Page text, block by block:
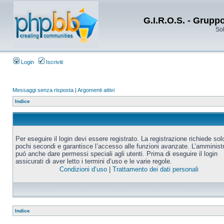
G.I.R.O.S. -
Login Iscriviti
Messaggi senza risposta | Argomenti attivi
Indice
Per eseguire il login devi essere registrato. La registrazione richiede
pochi secondi e garantisce l’accesso alle funzioni avanzate.
puó anche dare permessi speciali agli utenti. Prima di eseguire il login
assicurati di aver letto i termini d’uso e le varie regole.
Condizioni d’uso| Trattamento dei dati personali
Indice